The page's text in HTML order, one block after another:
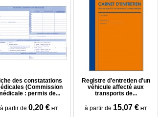
des constatations
(Commission
: permis de...
à partir de 0,20 € HT
Registre d'entretien d'un
véhicule affecté aux
transports de...
à partir de 15,07 € HT